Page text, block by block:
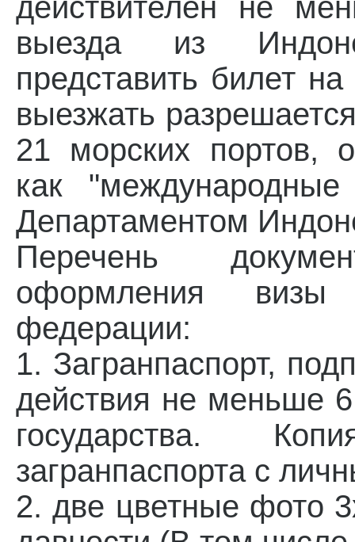
действителен не
выезда из
представить билет
выезжать
21 морских портов,
как
Департаментом
Перечень
оформления
федерации:
1. Загранпаспорт,
действия не меньше
государства.
загранпаспорта с
2. две цветные фото